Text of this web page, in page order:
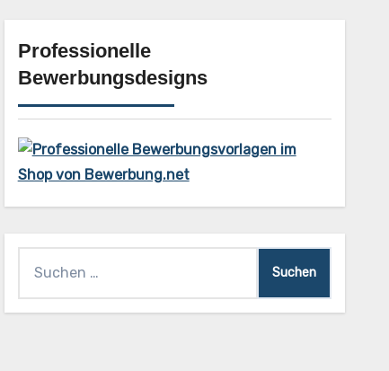
Professionelle
Bewerbungsdesigns
nach: